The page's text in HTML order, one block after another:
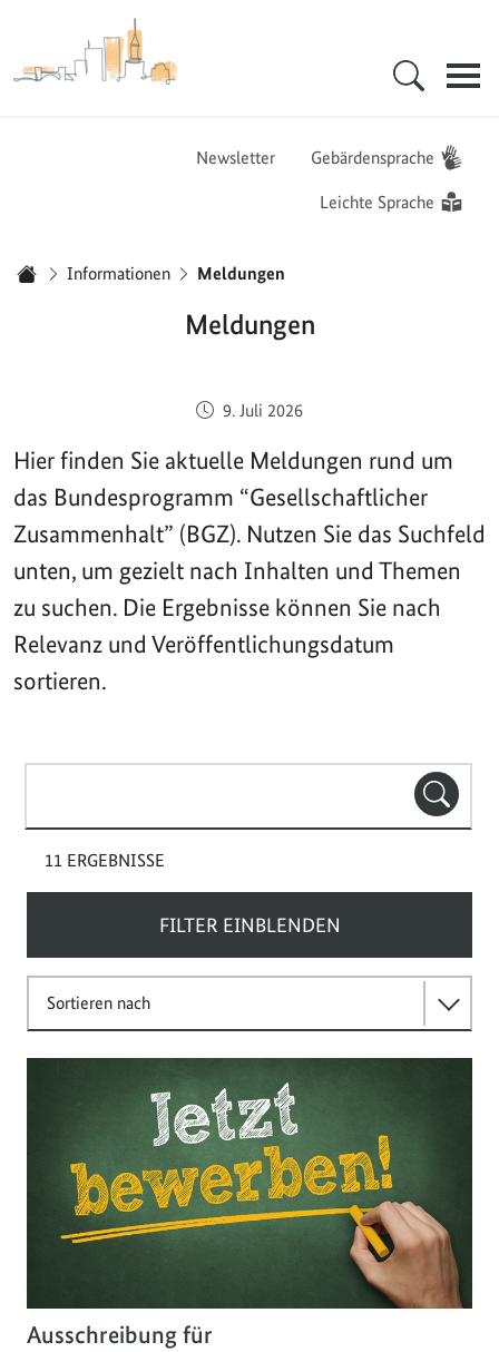
Zur Startseite - BGZ - Bundesamt für Migration und Flüchtlinge
Newsletter Gebärdensprache
Leichte Sprache
Informationen Meldungen
Meldungen
Veröffentlicht am:
9. Juli 2026
Hier finden Sie aktuelle Meldungen rund um
das Bundesprogramm “Gesellschaftlicher
Zusammenhalt” (BGZ). Nutzen Sie das Suchfeld
unten, um gezielt nach Inhalten und Themen
zu suchen. Die Ergebnisse können Sie nach
Relevanz und Veröffentlichungsdatum
sortieren.
11 ERGEBNISSE
FILTER EINBLENDEN
Sortieren nach
Ausschreibung für